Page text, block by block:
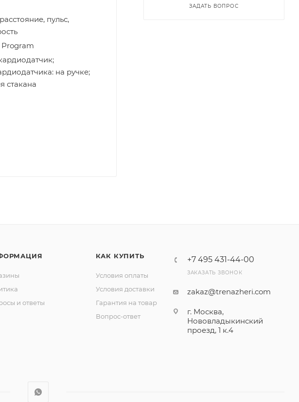
пульс,
Program
на ручке;
стакана
ЗАДАТЬ ВОПРОС
и ответы
КАК КУПИТЬ
Условия оплаты
Условия доставки
Гарантия на товар
Вопрос-ответ
+7 495 431-44-00
ЗАКАЗАТЬ ЗВОНОК
zakaz@trenazheri.com
г. Москва,
Нововладыкинский
проезд, 1 к.4